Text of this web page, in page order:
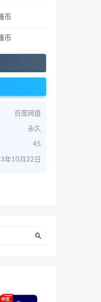
币
币
百度网盘
永久
45
年10月22日